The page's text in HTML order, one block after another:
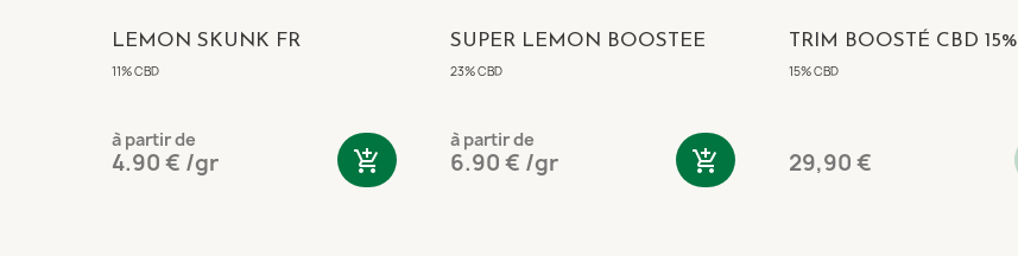
LEMON SKUNK FR
11% CBD
à partir de
4.90 € /gr add_shopping_cart
SUPER LEMON BOOSTEE
23% CBD
à partir de
6.90 € /gr add_shopping_cart
TRIM BOOSTÉ CBD 15%
15% CBD
29,90 €